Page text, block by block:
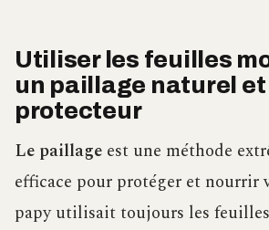
Utiliser les feuilles
un paillage naturel et
protecteur
Le paillage est une méthode
efficace pour protéger et nourrir
papy utilisait toujours les